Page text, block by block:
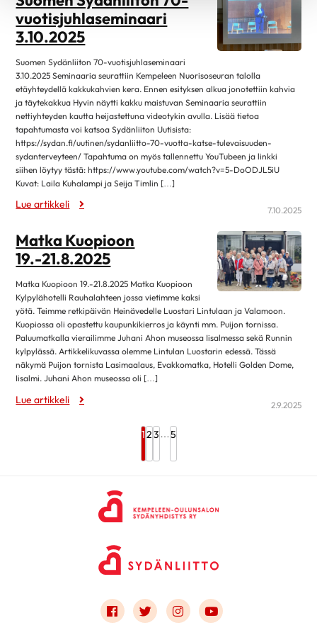
vuotisjuhlaseminaari
3.10.2025
Suomen Sydänliiton 70-vuotisjuhlaseminaari
3.10.2025 Seminaaria seurattiin Kempeleen Nuorisoseuran talolla
etäyhteydellä kakkukahvien kera. Ennen esityksen alkua jonotettiin kahvia
ja täytekakkua Hyvin näytti kakku maistuvan Seminaaria seurattiin
nettiyhteyden kautta heijastettuna videotykin avulla. Lisää tietoa
tapahtumasta voi katsoa Sydänliiton Uutisista:
https://sydan.fi/uutinen/sydanliitto-70-vuotta-katse-tulevaisuuden-
sydanterveyteen/ Tapahtuma on myös tallennettu YouTubeen ja linkki
siihen löytyy tästä: https://www.youtube.com/watch?v=5-DoODJL5iU
Kuvat: Laila Kuhalampi ja Seija Timlin […]
Lue artikkeli 7.10.2025
Matka Kuopioon
19.-21.8.2025
Matka Kuopioon 19.-21.8.2025 Matka Kuopioon
Kylpylähotelli Rauhalahteen jossa vietimme kaksi
yötä. Teimme retkipäivän Heinävedelle Luostari Lintulaan ja Valamoon.
Kuopiossa oli opastettu kaupunkikierros ja käynti mm. Puijon tornissa.
Paluumatkalla vierailimme Juhani Ahon museossa Iisalmessa sekä Runnin
kylpylässä. Artikkelikuvassa olemme Lintulan Luostarin edessä. Tässä
näkymä Puijon tornista Lasimaalaus, Evakkomatka, Hotelli Golden Dome,
Iisalmi. Juhani Ahon museossa oli […]
Lue artikkeli 2.9.2025
123…5
Link to facebook
Link to twitter
Link to instagram
Link to youtube